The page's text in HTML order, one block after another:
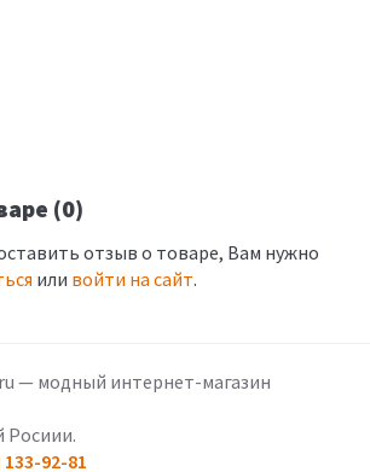
(0)
отзыв о товаре, Вам нужно
или войти на сайт.
— модный интернет-магазин
Росиии.
133-92-81